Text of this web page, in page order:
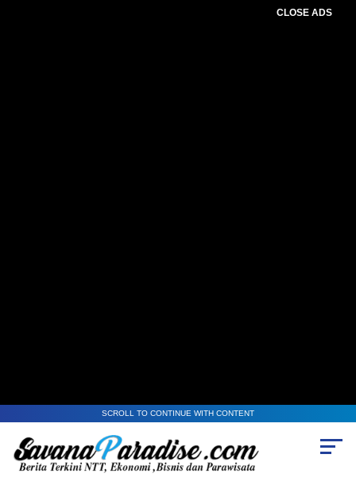
CLOSE ADS
SCROLL TO CONTINUE WITH CONTENT